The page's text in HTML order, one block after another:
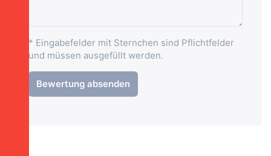
* Eingabefelder mit Sternchen sind Pflichtfelder
und müssen ausgefüllt werden.
Bewertung absenden